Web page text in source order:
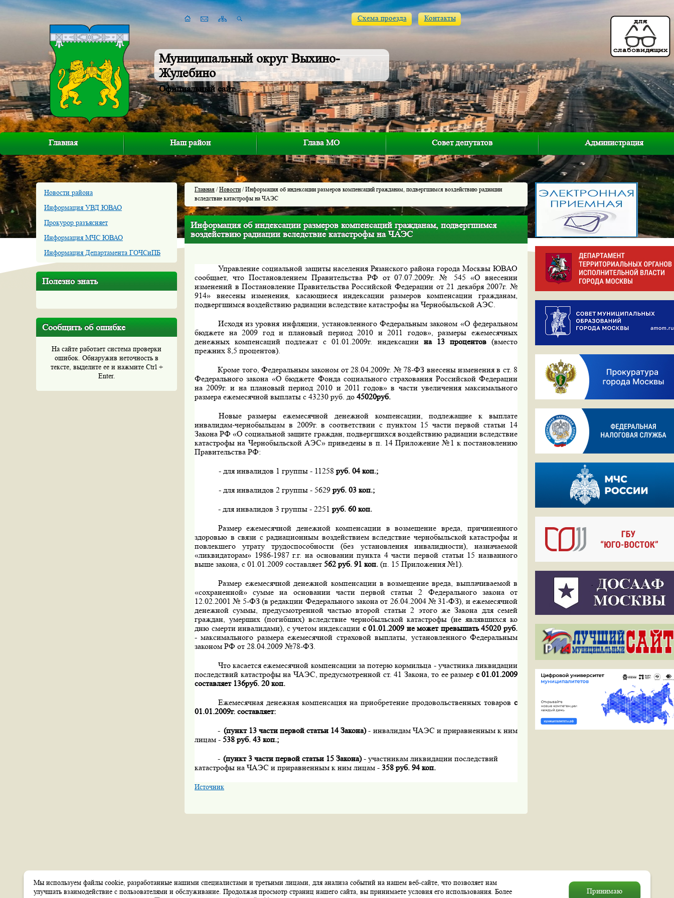
Муниципальный округ Выхино-
Жулебино
Официальный сайт
Схема проезда Контакты
Главная Наш район Глава МО Совет депутатов Администрация
Новости района
Информация УВД ЮВАО
Прокурор разъясняет
Информация МЧС ЮВАО
Информация Департамента ГОЧСиПБ
Полезно знать
Сообщить об ошибке
На сайте работает система проверки
ошибок. Обнаружив неточность в
тексте, выделите ее и нажмите Ctrl +
Enter.
Главная /Новости/ Информация об индексации размеров компенсаций гражданам, подвергшимся воздействию радиации
вследствие катастрофы на ЧАЭС
Информация об индексации размеров компенсаций гражданам, подвергшимся
воздействию радиации вследствие катастрофы на ЧАЭС
Управление социальной защиты населения Рязанского района города Москвы ЮВАО
сообщает, что Постановлением Правительства РФ от 07.07.2009г. № 545 «О внесении
изменений в Постановление Правительства Российской Федерации от 21 декабря 2007г. №
914» внесены изменения, касающиеся индексации размеров компенсации гражданам,
подвергшимся воздействию радиации вследствие катастрофы на Чернобыльской АЭС.
Исходя из уровня инфляции, установленного Федеральным законом «О федеральном
бюджете на 2009 год и плановый период 2010 и 2011 годов», размеры ежемесячных
денежных компенсаций подлежат с 01.01.2009г. индексации на 13 процентов(вместо
прежних 8,5 процентов).
Кроме того, Федеральным законом от 28.04.2009г. № 78-ФЗ внесены изменения в ст. 8
Федерального закона «О бюджете Фонда социального страхования Российской Федерации
на 2009г. и на плановый период 2010 и 2011 годов» в части увеличения максимального
размера ежемесячной выплаты с 43230 руб. до 45020руб.
Новые размеры ежемесячной денежной компенсации, подлежащие к выплате
инвалидам-чернобыльцам в 2009г. в соответствии с пунктом 15 части первой статьи 14
Закона РФ «О социальной защите граждан, подвергшихся воздействию радиации вследствие
катастрофы на Чернобыльской АЭС» приведены в п. 14 Приложение №1 к постановлению
Правительства РФ:
- для инвалидов 1 группы - 11258 руб. 04 коп.;
- для инвалидов 2 группы - 5629 руб. 03 коп.;
- для инвалидов 3 группы - 2251 руб. 60 коп.
Размер ежемесячной денежной компенсации в возмещение вреда, причиненного
здоровью в связи с радиационным воздействием вследствие чернобыльской катастрофы и
повлекшего утрату трудоспособности (без установления инвалидности), назначаемой
«ликвидаторам» 1986-1987 г.г. на основании пункта 4 части первой статьи 15 названного
выше закона, с 01.01.2009 составляет 562 руб. 91 коп. (п. 15 Приложения №1).
Размер ежемесячной денежной компенсации в возмещение вреда, выплачиваемой в
«сохраненной» сумме на основании части первой статьи 2 Федерального закона от
12.02.2001 № 5-ФЗ (в редакции Федерального закона от 26.04.2004 № 31-ФЗ), и ежемесячной
денежной суммы, предусмотренной частью второй статьи 2 этого же Закона для семей
граждан, умерших (погибших) вследствие чернобыльской катастрофы (не являвшихся ко
дню смерти инвалидами), с учетом индексации с 01.01.2009 не может превышать 45020 руб.
- максимального размера ежемесячной страховой выплаты, установленного Федеральным
законом РФ от 28.04.2009 №78-ФЗ.
Что касается ежемесячной компенсации за потерю кормильца - участника ликвидации
последствий катастрофы на ЧАЭС, предусмотренной ст. 41 Закона, то ее размер с 01.01.2009
составляет 136руб. 20 коп.
Ежемесячная денежная компенсация на приобретение продовольственных товаров с
01.01.2009г. составляет:
- (пункт 13 части первой статьи 14 Закона)- инвалидам ЧАЭС и приравненным к ним
лицам - 538 руб. 43 коп.;
- (пункт 3 части первой статьи 15 Закона)- участникам ликвидации последствий
катастрофы на ЧАЭС и приравненным к ним лицам - 358 руб. 94 коп.
Источник
Создание сайтов
Веб-студияitsoft
Карта сайта Контакты Обратная связь
© 2004–2026 Муниципальное
образование «Выхино–Жулебино»
Мы используем файлы cookie, разработанные нашими специалистами и третьими лицами, для анализа событий на нашем веб-сайте, что позволяет нам
улучшать взаимодействие с пользователями и обслуживание. Продолжая просмотр страниц нашего сайта, вы принимаете условия его использования. Более
Принимаю